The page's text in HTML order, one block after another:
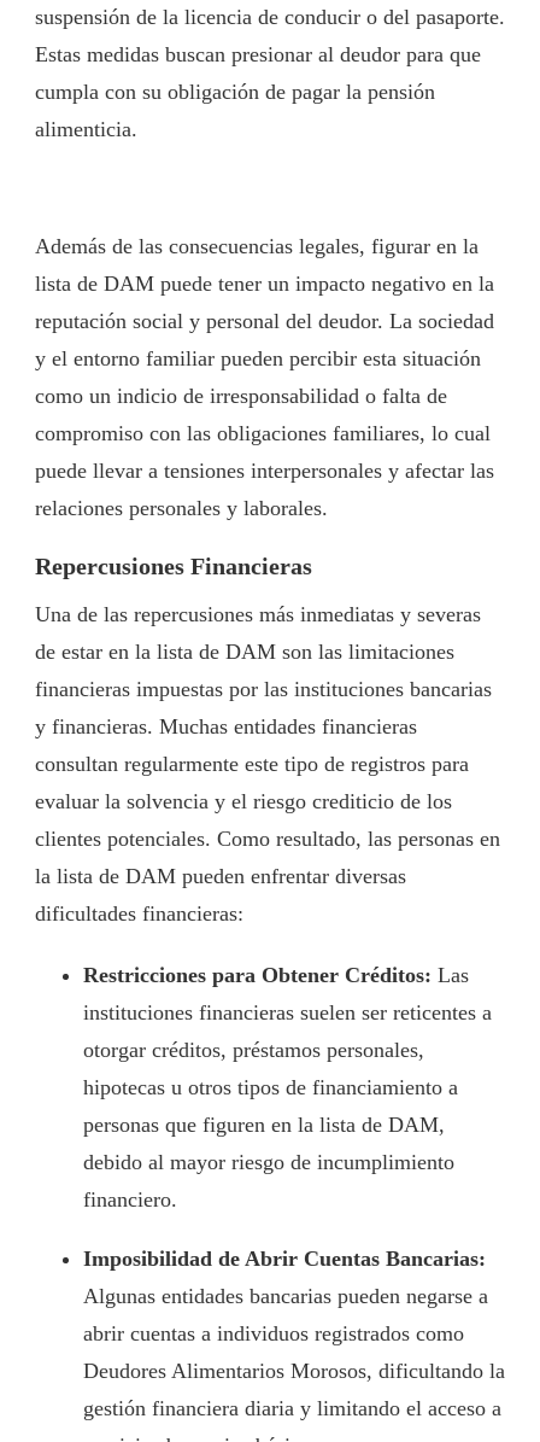
suspensión de la licencia de conducir o del pasaporte.
Estas medidas buscan presionar al deudor para que
cumpla con su obligación de pagar la pensión
alimenticia.
Además de las consecuencias legales, figurar en la
lista de DAM puede tener un impacto negativo en la
reputación social y personal del deudor. La sociedad
y el entorno familiar pueden percibir esta situación
como un indicio de irresponsabilidad o falta de
compromiso con las obligaciones familiares, lo cual
puede llevar a tensiones interpersonales y afectar las
relaciones personales y laborales.
Repercusiones Financieras
Una de las repercusiones más inmediatas y severas
de estar en la lista de DAM son las limitaciones
financieras impuestas por las instituciones bancarias
y financieras. Muchas entidades financieras
consultan regularmente este tipo de registros para
evaluar la solvencia y el riesgo crediticio de los
clientes potenciales. Como resultado, las personas en
la lista de DAM pueden enfrentar diversas
dificultades financieras:
Restricciones para Obtener Créditos: Las
instituciones financieras suelen ser reticentes a
otorgar créditos, préstamos personales,
hipotecas u otros tipos de financiamiento a
personas que figuren en la lista de DAM,
debido al mayor riesgo de incumplimiento
financiero.
Imposibilidad de Abrir Cuentas Bancarias:
Algunas entidades bancarias pueden negarse a
abrir cuentas a individuos registrados como
Deudores Alimentarios Morosos, dificultando la
gestión financiera diaria y limitando el acceso a